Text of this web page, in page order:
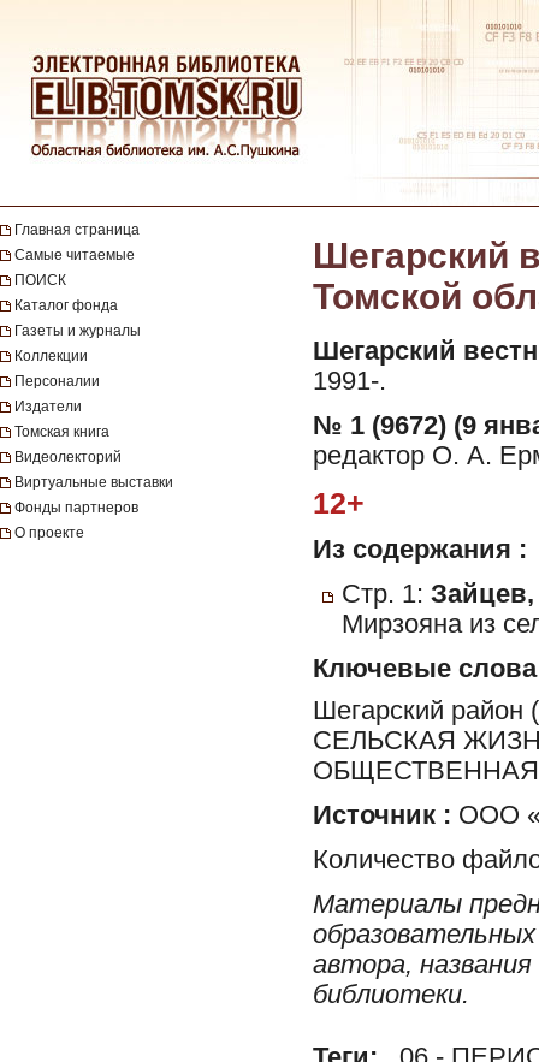
Главная страница
Самые читаемые
ПОИСК
Каталог фонда
Газеты и журналы
Коллекции
Персоналии
Издатели
Томская книга
Видеолекторий
Виртуальные выставки
Фонды партнеров
О проекте
Шегарский
Томской
Шегарский
1991-.
№ 1 (9672) (9
редактор О. А.
12+
Из содержания :
Стр. 1:
Мирзояна из
Ключевые слова
Шегарский
СЕЛЬСКАЯ
Источник : ООО
Количество
Материалы
автора,
библиотеки.